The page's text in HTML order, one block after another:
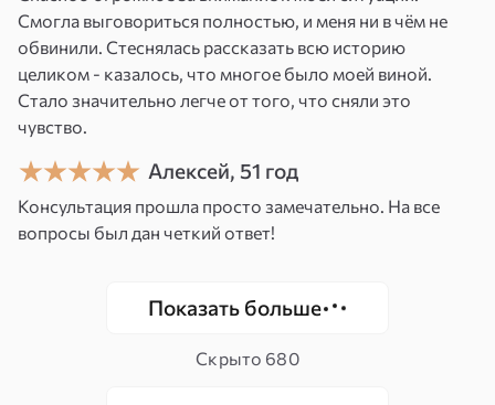
искала новые практики — и продолжаю это
делать до сих пор. Работаю с отношениями и
совместимостью пар, финансами и
денежными вопросами, считываю намерения
негативных воздействий и работаю по их
устранению. Могу научить ставить защиту и
создать персональный оберег.
отношений и совместимости партнёров.
Смотрю и на текущую ситуацию, и на
Смогла выговориться полностью, и меня ни в чём не
обвинили. Стеснялась рассказать всю историю
целиком - казалось, что многое было моей виной.
Стало значительно легче от того, что сняли это
чувство.
Алексей, 51 год
Консультация прошла просто замечательно. На все
вопросы был дан четкий ответ!
Показать больше
Скрыто 680